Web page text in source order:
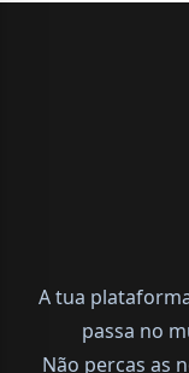
A tua
passa no
Não percas as